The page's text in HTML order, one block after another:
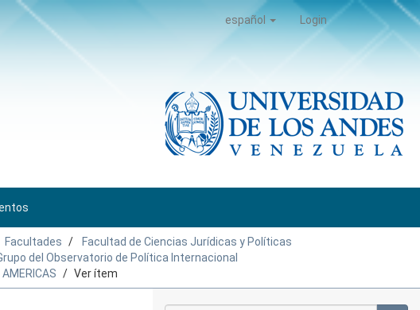
español Login
Facultades
Facultad de Ciencias Jurídicas y Políticas
del Observatorio de Política Internacional
Ver ítem